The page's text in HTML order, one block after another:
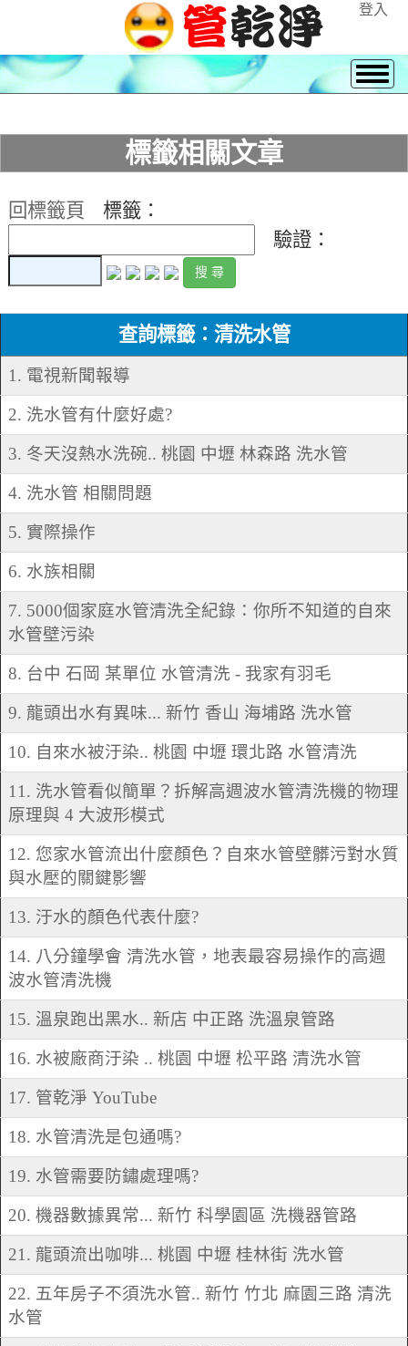
登入
標籤相關文章
回標籤頁
標籤：
驗證：
查詢標籤：清洗水管
1. 電視新聞報導
2. 洗水管有什麼好處?
3. 冬天沒熱水洗碗.. 桃園 中壢 林森路 洗水管
4. 洗水管 相關問題
5. 實際操作
6. 水族相關
7. 5000個家庭水管清洗全紀錄：你所不知道的自來
水管壁污染
8. 台中 石岡 某單位 水管清洗 - 我家有羽毛
9. 龍頭出水有異味... 新竹 香山 海埔路 洗水管
10. 自來水被汙染.. 桃園 中壢 環北路 水管清洗
11. 洗水管看似簡單？拆解高週波水管清洗機的物理
原理與 4 大波形模式
12. 您家水管流出什麼顏色？自來水管壁髒污對水質
與水壓的關鍵影響
13. 汙水的顏色代表什麼?
14. 八分鐘學會 清洗水管，地表最容易操作的高週
波水管清洗機
15. 溫泉跑出黑水.. 新店 中正路 洗溫泉管路
16. 水被廠商汙染 .. 桃園 中壢 松平路 清洗水管
17. 管乾淨 YouTube
18. 水管清洗是包通嗎?
19. 水管需要防鏽處理嗎?
20. 機器數據異常... 新竹 科學園區 洗機器管路
21. 龍頭流出咖啡... 桃園 中壢 桂林街 洗水管
22. 五年房子不須洗水管.. 新竹 竹北 麻園三路 清洗
水管